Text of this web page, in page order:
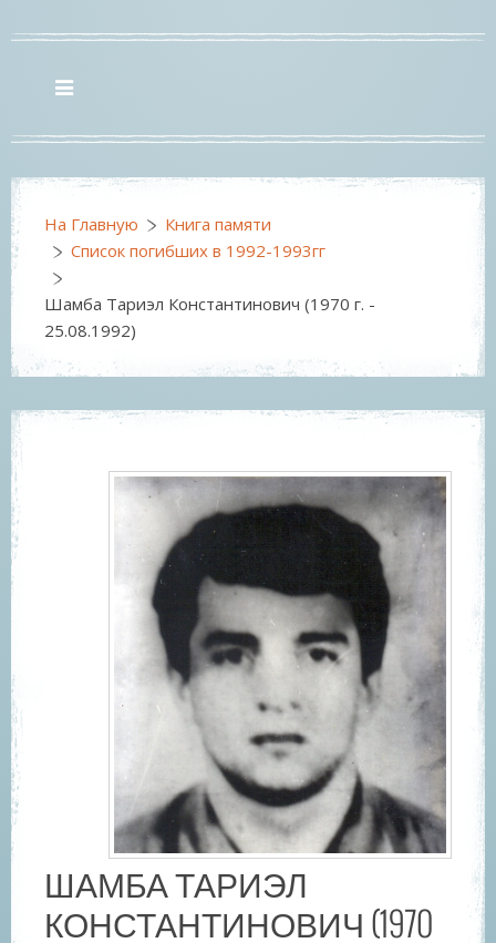
На Главную
Книга памяти
Список погибших в 1992-1993гг
Шамба Тариэл Константинович (1970 г. -
25.08.1992)
ШАМБА ТАРИЭЛ
КОНСТАНТИНОВИЧ (1970